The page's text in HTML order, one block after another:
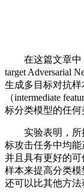
在这篇文章中
target Adversarial
生成多目标对抗
（intermediate
标分类模型的任何
实验表明，所提
标攻击任务中均能
并且具有更好的
样本来提高分类
还可以比其他方法